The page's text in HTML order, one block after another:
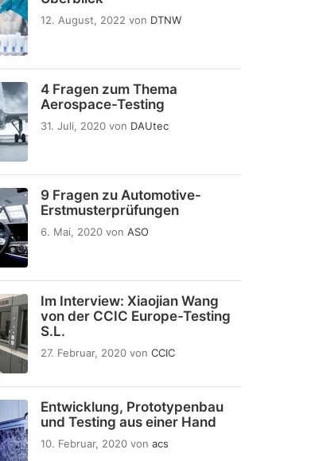
12. August, 2022 von DTNW
4 Fragen zum Thema
Aerospace-Testing
31. Juli, 2020 von DAUtec
9 Fragen zu Automotive-
Erstmusterprüfungen
6. Mai, 2020 von ASO
Im Interview: Xiaojian Wang
von der CCIC Europe-Testing
S.L.
27. Februar, 2020 von CCIC
Entwicklung, Prototypenbau
und Testing aus einer Hand
10. Februar, 2020 von acs